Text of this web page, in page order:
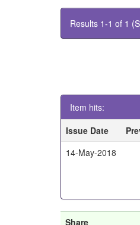
Results 1-1 of 1
Item hits:
Issue Date
14-May-2018
Share